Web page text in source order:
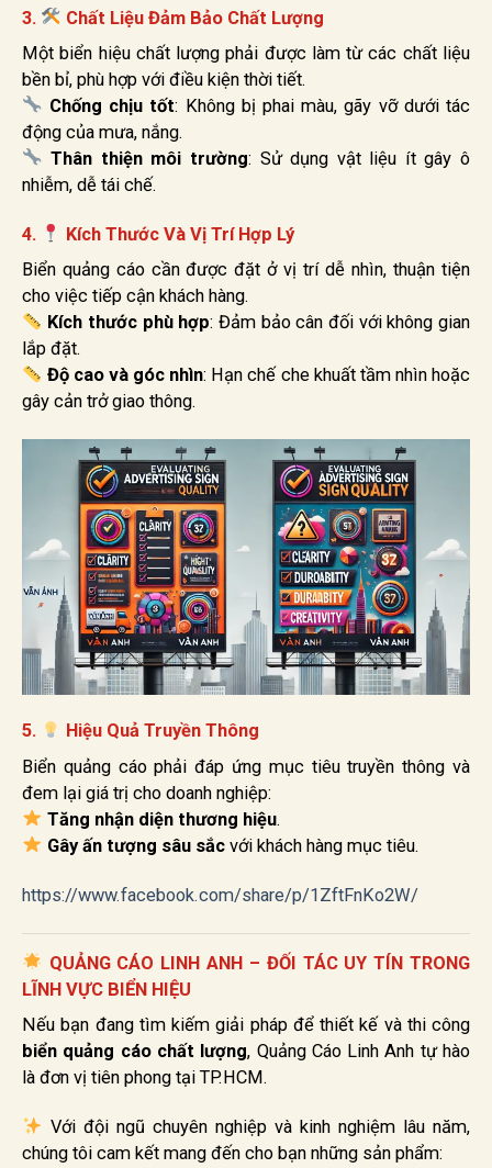
3.
Chất Liệu Đảm Bảo Chất Lượng
Một biển hiệu chất lượng phải được làm từ các chất liệu
bền bỉ, phù hợp với điều kiện thời tiết.
Chống chịu tốt: Không bị phai màu, gãy vỡ dưới tác
động của mưa, nắng.
Thân thiện môi trường: Sử dụng vật liệu ít gây ô
nhiễm, dễ tái chế.
4.
Kích Thước Và Vị Trí Hợp Lý
Biển quảng cáo cần được đặt ở vị trí dễ nhìn, thuận tiện
cho việc tiếp cận khách hàng.
Kích thước phù hợp: Đảm bảo cân đối với không gian
lắp đặt.
Độ cao và góc nhìn: Hạn chế che khuất tầm nhìn hoặc
gây cản trở giao thông.
5.
Hiệu Quả Truyền Thông
Biển quảng cáo phải đáp ứng mục tiêu truyền thông và
đem lại giá trị cho doanh nghiệp:
Tăng nhận diện thương hiệu.
Gây ấn tượng sâu sắcvới khách hàng mục tiêu.
https://www.facebook.com/share/p/1ZftFnKo2W/
QUẢNG CÁO LINH ANH – ĐỐI TÁC UY TÍN TRONG
LĨNH VỰC BIỂN HIỆU
Nếu bạn đang tìm kiếm giải pháp để thiết kế và thi công
biển quảng cáo chất lượng, Quảng Cáo Linh Anh tự hào
là đơn vị tiên phong tại TP.HCM.
Với đội ngũ chuyên nghiệp và kinh nghiệm lâu năm,
chúng tôi cam kết mang đến cho bạn những sản phẩm: